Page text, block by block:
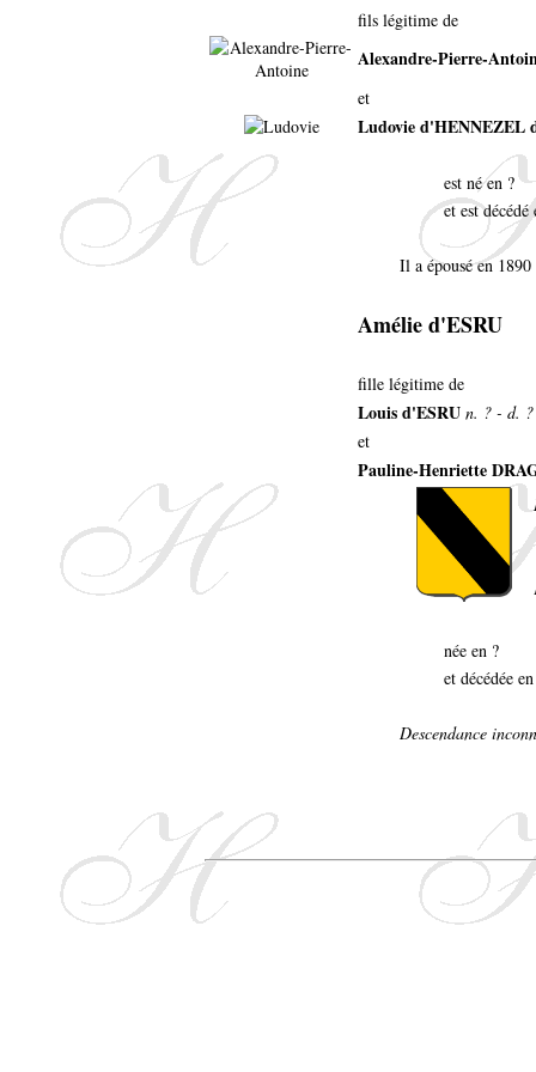
fils légitime de
Alexandre-Pierre-
et
Ludovie d'HENNEZEL
est né en ?
et est
Il a épousé en
Amélie d'ESRU
fille légitime de
Louis d'ESRU n. ? - d. ?
et
Pauline-Henriette
née en ?
et décédée
Descendance